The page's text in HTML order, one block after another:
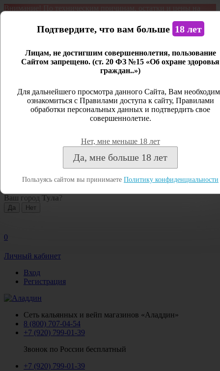
Внимание! По техническим причинам, остатки и цены на
является демонстрационным. Дистанционная продажа не
Открыть сайдбар
Личный кабинет
Закрыть
Посмотреть все результаты
Ваш город Тула ?
0
Личный кабинет
Вход
Регистрация
Сеть кальянных и вейп магазинов «Аладдин»
8 (800) 707-04-54
+7 (920) 799-01-39
Звонок по России бесплатный
+7 (920) 799-01-39
Подтвердите, что вам больше 18 лет
Лицам, не достигшим совершеннолетия, пользование
Сайтом запрещено. (ст. 20 ФЗ №15 «Об охране здоровья
граждан..»)
Для дальнейшего просмотра данного Сайта, Вам
ознакомиться с Правилами доступа к сайту, Правилами
обработки персональных данных и подтвердить свое
совершеннолетие.
Нет, мне меньше 18 лет
Да, мне больше 18 лет
Пользуясь сайтом вы принимаете Политику конфиденциальности